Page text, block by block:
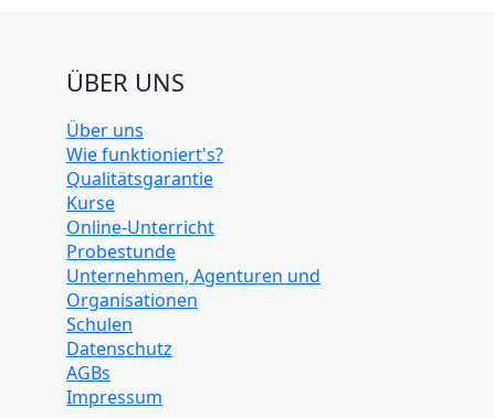
ÜBER UNS
Über uns
Wie funktioniert's?
Qualitätsgarantie
Kurse
Online-Unterricht
Probestunde
Unternehmen, Agenturen und
Organisationen
Schulen
Datenschutz
AGBs
Impressum